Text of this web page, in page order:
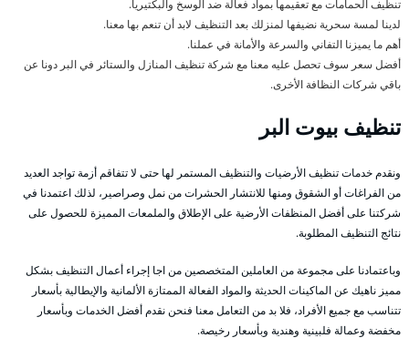
تنظيف الحمامات مع تعقيمها بمواد فعالة ضد الوسخ والبكتيريا.
لدينا لمسة سحرية نضيفها لمنزلك بعد التنظيف لابد أن تنعم بها معنا.
أهم ما يميزنا التفاني والسرعة والأمانة في عملنا.
أفضل سعر سوف تحصل عليه معنا مع شركة تنظيف المنازل والستائر في البر دونا عن
باقي شركات النظافة الأخرى.
تنظيف بيوت البر
ونقدم خدمات تنظيف الأرضيات والتنظيف المستمر لها حتى لا تتفاقم أزمة تواجد العديد
من الفراغات أو الشقوق ومنها للانتشار الحشرات من نمل وصراصير، لذلك اعتمدنا في
شركتنا على أفضل المنظفات الأرضية على الإطلاق والملمعات المميزة للحصول على
نتائج التنظيف المطلوبة.
وباعتمادنا على مجموعة من العاملين المتخصصين من اجا إجراء أعمال التنظيف بشكل
مميز ناهيك عن الماكينات الحديثة والمواد الفعالة الممتازة الألمانية والإيطالية بأسعار
تتناسب مع جميع الأفراد، فلا بد من التعامل معنا فنحن نقدم أفضل الخدمات وبأسعار
مخفضة وعمالة فلبينية وهندية وبأسعار رخيصة.